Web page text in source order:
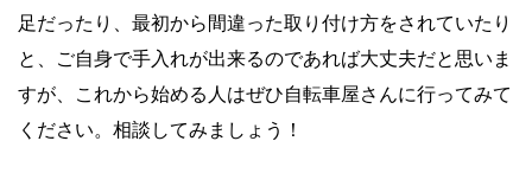
足だったり、最初から間違った取り付け方をされていたり
と、ご自身で手入れが出来るのであれば大丈夫だと思いま
すが、これから始める人はぜひ自転車屋さんに行ってみて
ください。相談してみましょう！